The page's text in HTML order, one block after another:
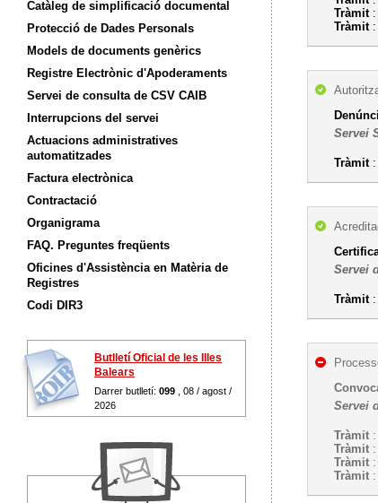
Tràmit:
Tràmit:
Servei
Tràmit:
Servei
Tràmit:
Servei
Tràmit
Tràmit
Tràmit
Tràmit
Catàleg de simplificació documental
Protecció de Dades Personals
Models de documents genèrics
Registre Electrònic d'Apoderaments
Servei de consulta de CSV CAIB
Interrupcions del servei
Actuacions administratives
automatitzades
Factura electrònica
Contractació
Organigrama
FAQ. Preguntes freqüents
Oficines d'Assistència en Matèria de
Registres
Codi DIR3
Butlletí Oficial de les Illes
Balears
Darrer butlletí:099 , 08 / agost /
2026